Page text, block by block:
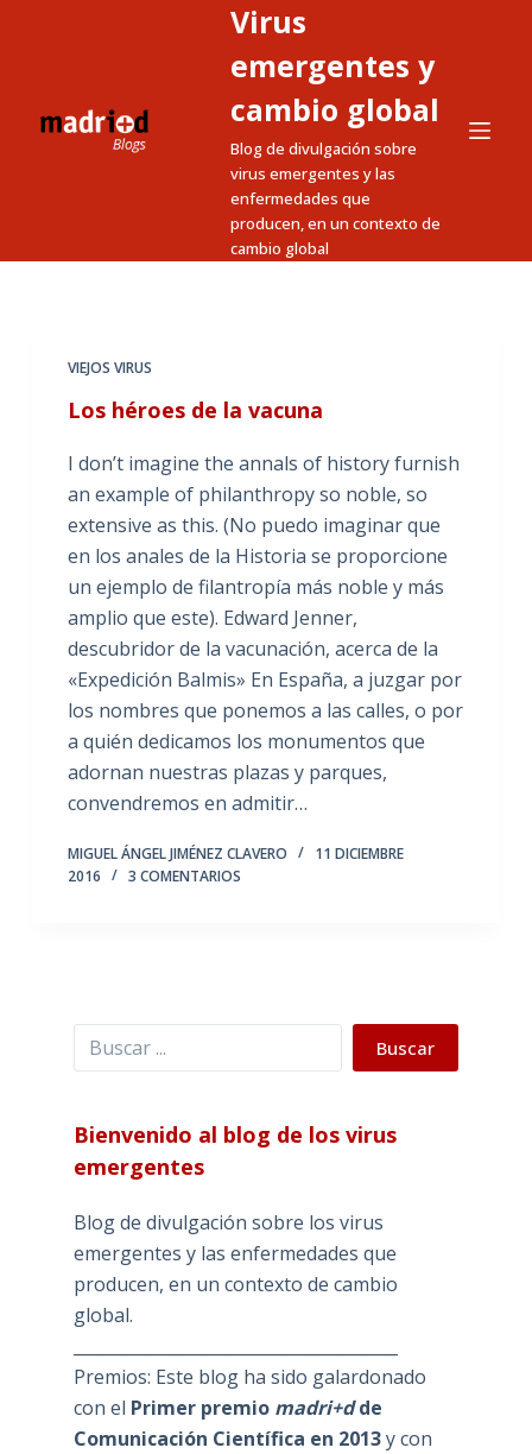
Virus
emergentes y
cambio global
Blog de divulgación sobre
virus emergentes y las
enfermedades que
producen, en un contexto de
cambio global
VIEJOS VIRUS
Los héroes de la vacuna
I don’t imagine the annals of history furnish
an example of philanthropy so noble, so
extensive as this. (No puedo imaginar que
en los anales de la Historia se proporcione
un ejemplo de filantropía más noble y más
amplio que este). Edward Jenner,
descubridor de la vacunación, acerca de la
«Expedición Balmis» En España, a juzgar por
los nombres que ponemos a las calles, o por
a quién dedicamos los monumentos que
adornan nuestras plazas y parques,
convendremos en admitir…
MIGUEL ÁNGEL JIMÉNEZ CLAVERO
11 DICIEMBRE
2016
3 COMENTARIOS
Buscar Buscar
Bienvenido al blog de los virus
emergentes
Blog de divulgación sobre los virus
emergentes y las enfermedades que
producen, en un contexto de cambio
global.
Premios: Este blog ha sido galardonado
con el Primer premio madri+dde
Comunicación Científica en 2013y con